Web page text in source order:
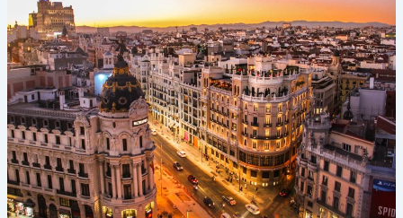
人
餐
饮
从
业
者
租
房
贷